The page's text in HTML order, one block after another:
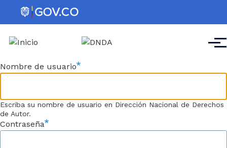
Pasar al contenido principal
Nombre de usuario
Escriba su nombre de usuario en Dirección Nacional de Derechos
de Autor.
Contraseña